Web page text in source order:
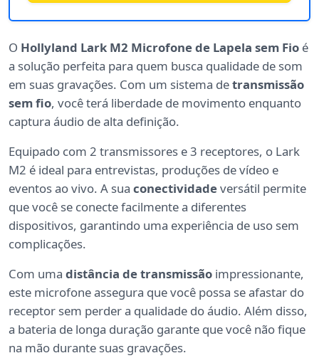
O Hollyland Lark M2 Microfone de Lapela sem Fio é
a solução perfeita para quem busca qualidade de som
em suas gravações. Com um sistema detransmissão
sem fio, você terá liberdade de movimento enquanto
captura áudio de alta definição.
Equipado com 2 transmissores e 3 receptores, o Lark
M2 é ideal para entrevistas, produções de vídeo e
eventos ao vivo. A sua conectividadeversátil permite
que você se conecte facilmente a diferentes
dispositivos, garantindo uma experiência de uso sem
complicações.
Com uma distância de transmissão impressionante,
este microfone assegura que você possa se afastar do
receptor sem perder a qualidade do áudio. Além disso,
a bateria de longa duração garante que você não fique
na mão durante suas gravações.